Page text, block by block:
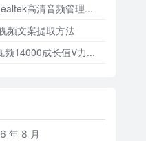
高清音频管理...
频文案提取方法
频14000成长值V力...
年 8 月